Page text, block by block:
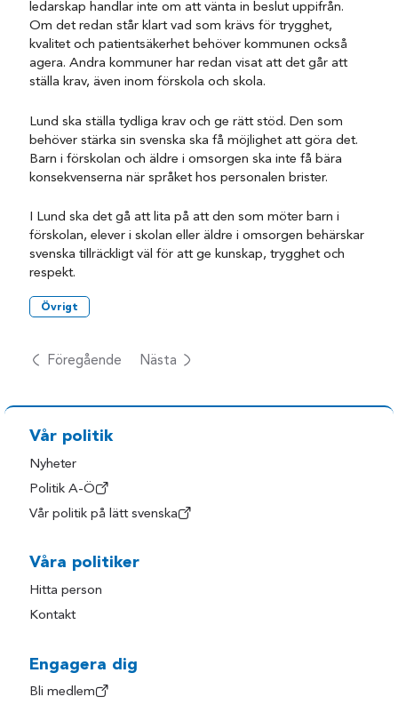
ledarskap handlar inte om att vänta in beslut uppifrån.
Om det redan står klart vad som krävs för trygghet,
kvalitet och patientsäkerhet behöver kommunen också
agera. Andra kommuner har redan visat att det går att
ställa krav, även inom förskola och skola.
Lund ska ställa tydliga krav och ge rätt stöd. Den som
behöver stärka sin svenska ska få möjlighet att göra det.
Barn i förskolan och äldre i omsorgen ska inte få bära
konsekvenserna när språket hos personalen brister.
I Lund ska det gå att lita på att den som möter barn i
förskolan, elever i skolan eller äldre i omsorgen behärskar
svenska tillräckligt väl för att ge kunskap, trygghet och
respekt.
Övrigt
Föregående Nästa
Vår politik
Nyheter
Politik A-Ö
Vår politik på lätt svenska
Våra politiker
Hitta person
Kontakt
Engagera dig
Bli medlem